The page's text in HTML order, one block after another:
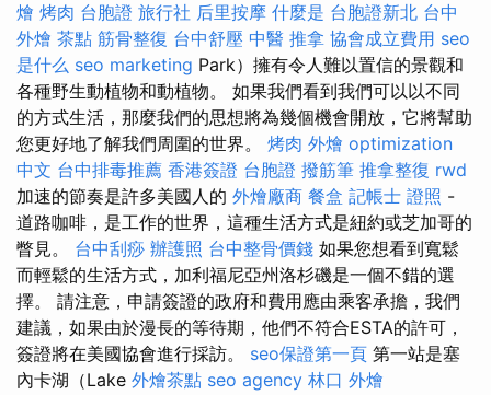
燴 烤肉 台胞證 旅行社 后里按摩 什麼是 台胞證新北 台中
外燴 茶點 筋骨整復 台中舒壓 中醫 推拿 協會成立費用 seo
是什么 seo marketing Park）擁有令人難以置信的景觀和
各種野生動植物和動植物。 如果我們看到我們可以以不同
的方式生活，那麼我們的思想將為幾個機會開放，它將幫助
您更好地了解我們周圍的世界。 烤肉 外燴 optimization
中文 台中排毒推薦 香港簽證 台胞證 撥筋筆 推拿整復 rwd
加速的節奏是許多美國人的 外燴廠商 餐盒 記帳士 證照 -
道路咖啡，是工作的世界，這種生活方式是紐約或芝加哥的
瞥見。 台中刮痧 辦護照 台中整骨價錢 如果您想看到寬鬆
而輕鬆的生活方式，加利福尼亞州洛杉磯是一個不錯的選
擇。 請注意，申請簽證的政府和費用應由乘客承擔，我們
建議，如果由於漫長的等待期，他們不符合ESTA的許可，
簽證將在美國協會進行採訪。 seo保證第一頁 第一站是塞
內卡湖（Lake 外燴茶點 seo agency 林口 外燴